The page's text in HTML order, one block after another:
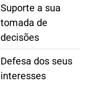
Suporte a sua
tomada de
decisões
Defesa dos seus
interesses